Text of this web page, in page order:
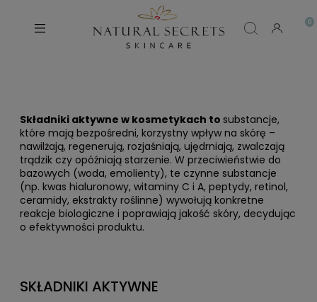
Składniki aktywne w kosmetykach to substancje,
które mają bezpośredni, korzystny wpływ na skórę –
nawilżają, regenerują, rozjaśniają, ujędrniają, zwalczają
trądzik czy opóźniają starzenie. W przeciwieństwie do
bazowych (woda, emolienty), te czynne substancje
(np. kwas hialuronowy, witaminy C i A, peptydy, retinol,
ceramidy, ekstrakty roślinne) wywołują konkretne
reakcje biologiczne i poprawiają jakość skóry, decydując
o efektywności produktu.
SKŁADNIKI AKTYWNE